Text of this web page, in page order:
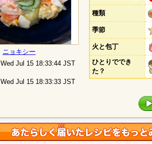
ニョキシー
Wed Jul 15 18:33:44 JST
Wed Jul 15 18:33:33 JST
種類
季節
火と包丁
ひとりででき
た？